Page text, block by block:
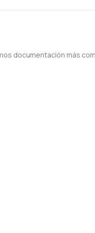
documentación más